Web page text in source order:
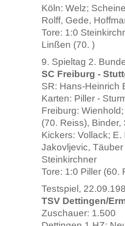
Köln: Welz;
Rolff, Gede,
Tore: 1:0
Linßen (70. )
9. Spieltag 2.
SC Freiburg -
SR: Hans-Heinrich
Karten: Piller -
Freiburg:
(70. Reiss),
Kickers: Vollack;
Jakovljevic,
Steinkirchner
Tore: 1:0 Piller (60.
Testspiel,
TSV Dettingen/
Zuschauer: 1.500